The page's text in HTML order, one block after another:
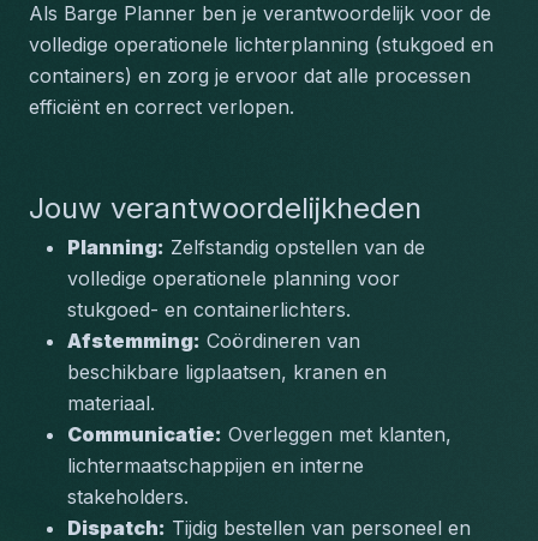
Als Barge Planner ben je verantwoordelijk voor de
volledige operationele lichterplanning (stukgoed en
containers) en zorg je ervoor dat alle processen
efficiënt en correct verlopen.
Jouw verantwoordelijkheden
Planning: Zelfstandig opstellen van de
volledige operationele planning voor
stukgoed- en containerlichters.
Afstemming: Coördineren van
beschikbare ligplaatsen, kranen en
materiaal.
Communicatie: Overleggen met klanten,
lichtermaatschappijen en interne
stakeholders.
Dispatch: Tijdig bestellen van personeel en